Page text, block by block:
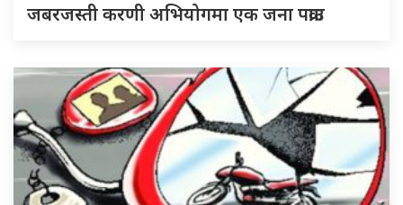
जबरजस्ती करणी अभियोगमा एक जना पक्राउ